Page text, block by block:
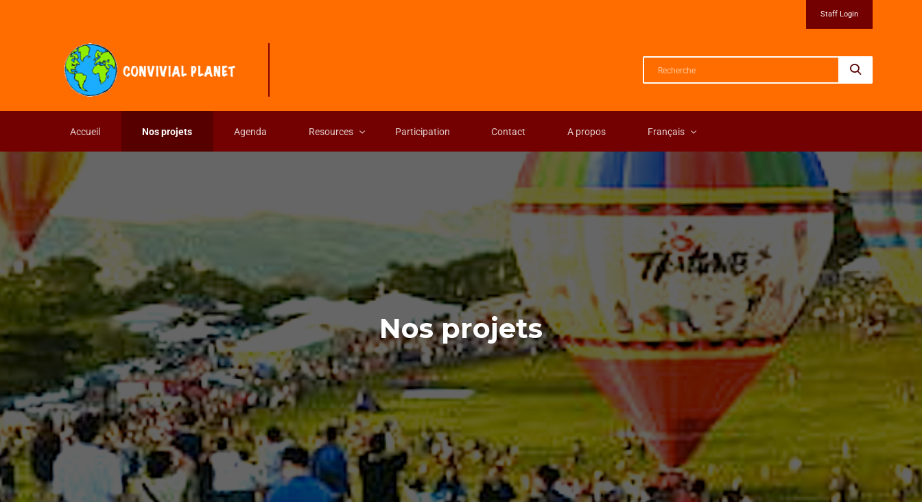
Staff Login
Accueil Nos projets Agenda Resources Participation Contact A propos Français
Nos projets